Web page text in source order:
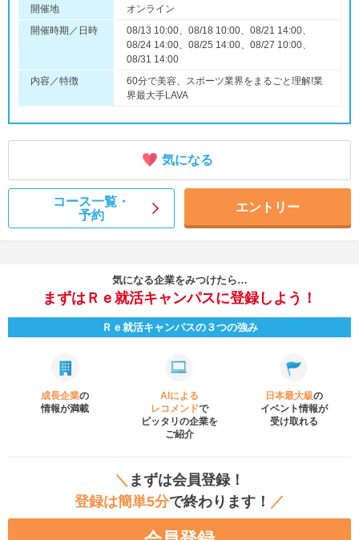
開催地
オンライン
開催時期／日時
08/13 10:00、08/18 10:00、08/21 14:00、
08/24 14:00、08/25 14:00、08/27 10:00、
08/31 14:00
内容／特徴
60分で美容、スポーツ業界をまるごと理解!業
界最大手LAVA
気になる
コース一覧・
予約
エントリー
気になる企業をみつけたら…
まずはＲｅ就活キャンパスに登録しよう！
Ｒｅ就活キャンパスの３つの強み
成長企業の
情報が満載
AIによる
レコメンドで
ピッタリの企業を
ご紹介
日本最大級の
イベント情報が
受け取れる
＼ まずは会員登録！
登録は簡単5分で終わります！ ／